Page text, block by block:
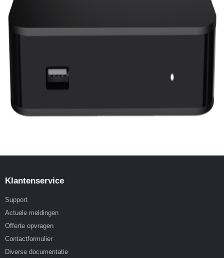
Klantenservice
Support
Actuele meldingen
Offerte opvragen
Contactformulier
Diverse documentatie